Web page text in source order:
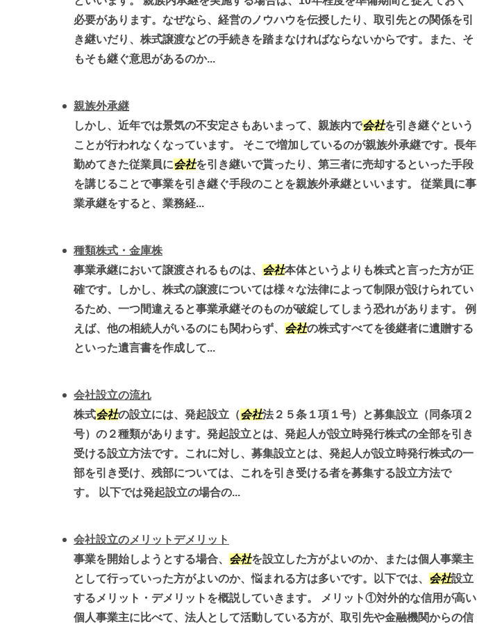
必要があります。なぜなら、経営のノウハウを伝授したり、取引先との関係を引
き継いだり、株式譲渡などの手続きを踏まなければならないからです。また、そ
もそも継ぐ意思があるのか...
親族外承継
しかし、近年では景気の不安定さもあいまって、親族内で会社を引き継ぐという
ことが行われなくなっています。 そこで増加しているのが親族外承継です。長年
勤めてきた従業員に会社を引き継いで貰ったり、第三者に売却するといった手段
を講じることで事業を引き継ぐ手段のことを親族外承継といいます。 従業員に事
業承継をすると、業務経...
種類株式・金庫株
事業承継において譲渡されるものは、 会社本体というよりも株式と言った方が正
確です。しかし、株式の譲渡については様々な法律によって制限が設けられてい
るため、一つ間違えると事業承継そのものが破綻してしまう恐れがあります。 例
えば、他の相続人がいるのにも関わらず、 会社の株式すべてを後継者に遺贈する
といった遺言書を作成して...
会社設立の流れ
株式会社の設立には、発起設立（会社法２５条１項１号）と募集設立（同条項２
号）の２種類があります。発起設立とは、発起人が設立時発行株式の全部を引き
受ける設立方法です。これに対し、募集設立とは、発起人が設立時発行株式の一
部を引き受け、残部については、これを引き受ける者を募集する設立方法で
す。 以下では発起設立の場合の...
会社設立のメリットデメリット
事業を開始しようとする場合、 会社を設立した方がよいのか、または個人事業主
として行っていった方がよいのか、悩まれる方は多いです。以下では、 会社設立
するメリット・デメリットを概説していきます。 メリット①対外的な信用が高い
個人事業主に比べて、法人として活動している方が、取引先や金融機関からの信